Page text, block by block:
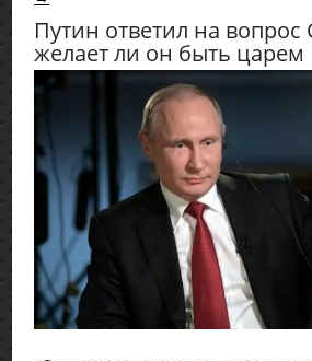
Путин ответил на вопрос
желает ли он быть царем